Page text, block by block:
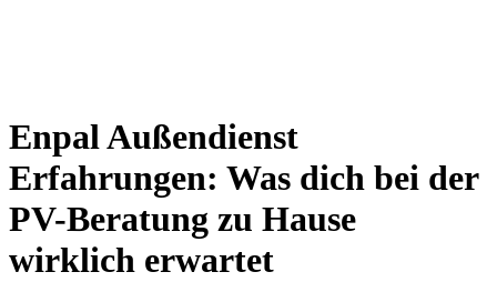
Enpal Außendienst
Erfahrungen: Was dich bei der
PV-Beratung zu Hause
wirklich erwartet